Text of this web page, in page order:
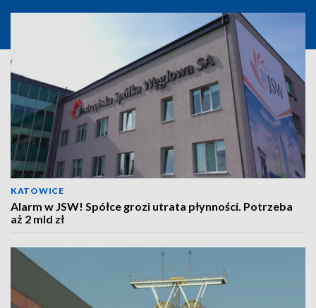
KATOWICE
Alarm w JSW! Spółce grozi utrata płynności. Potrzeba
aż 2 mld zł